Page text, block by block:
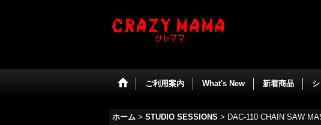
ご利用案内 What's New 新着商品
ホーム > STUDIO SESSIONS > DAC-110 CHAIN SAW